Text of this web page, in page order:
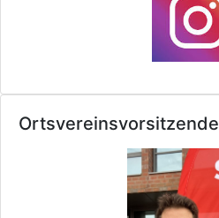
Ortsvereinsvorsitzende